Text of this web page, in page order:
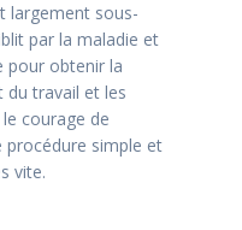
largement sous-
par la maladie et
pour obtenir la
du travail et les
courage de
simple et
vite.